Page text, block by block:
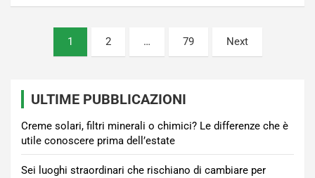
Paginazione
1 2 … 79 Next
ULTIME PUBBLICAZIONI
Creme solari, filtri minerali o chimici? Le differenze che è
utile conoscere prima dell’estate
Sei luoghi straordinari che rischiano di cambiare per